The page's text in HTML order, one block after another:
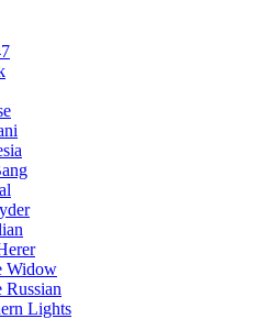
Widow
Russian
Lights